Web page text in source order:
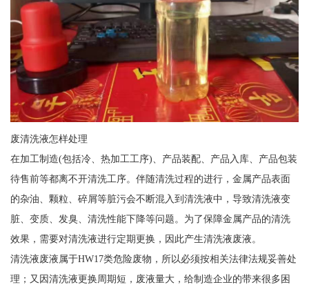
废清洗液怎样处理
在加工制造(包括冷、热加工工序)、产品装配、产品入库、产品包装
待售前等都离不开清洗工序。伴随清洗过程的进行，金属产品表面
的杂油、颗粒、碎屑等脏污会不断混入到清洗液中，导致清洗液变
脏、变质、发臭、清洗性能下降等问题。为了保障金属产品的清洗
效果，需要对清洗液进行定期更换，因此产生清洗液废液。
清洗液废液属于HW17类危险废物，所以必须按相关法律法规妥善处
理；又因清洗液更换周期短，废液量大，给制造企业的带来很多困